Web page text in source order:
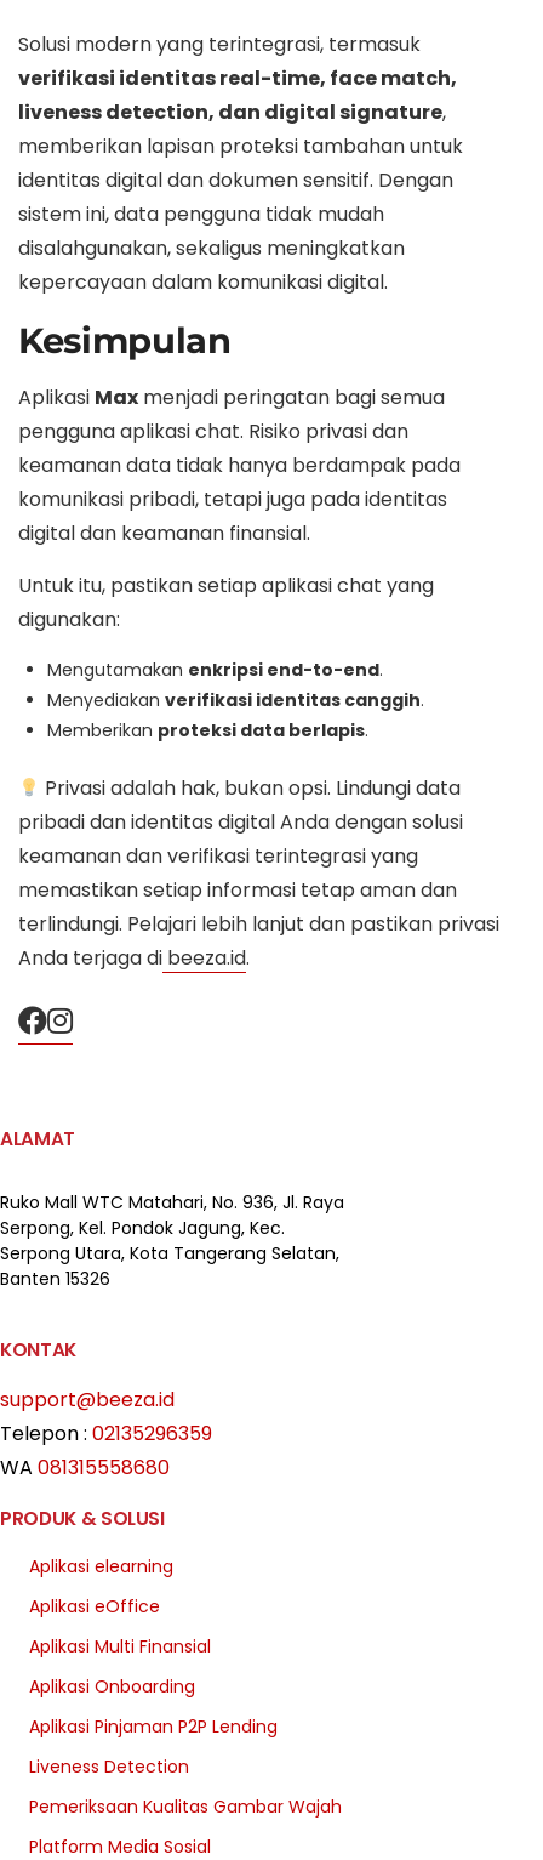
Solusi modern yang terintegrasi, termasuk
verifikasi identitas real-time, face match,
liveness detection, dan digital signature,
memberikan lapisan proteksi tambahan untuk
identitas digital dan dokumen sensitif. Dengan
sistem ini, data pengguna tidak mudah
disalahgunakan, sekaligus meningkatkan
kepercayaan dalam komunikasi digital.
Kesimpulan
Aplikasi Max menjadi peringatan bagi semua
pengguna aplikasi chat. Risiko privasi dan
keamanan data tidak hanya berdampak pada
komunikasi pribadi, tetapi juga pada identitas
digital dan keamanan finansial.
Untuk itu, pastikan setiap aplikasi chat yang
digunakan:
Mengutamakan enkripsi end-to-end.
Menyediakan verifikasi identitas canggih.
Memberikan proteksi data berlapis.
Privasi adalah hak, bukan opsi. Lindungi data
pribadi dan identitas digital Anda dengan solusi
keamanan dan verifikasi terintegrasi yang
memastikan setiap informasi tetap aman dan
terlindungi. Pelajari lebih lanjut dan pastikan privasi
Anda terjaga di beeza.id.
ALAMAT
Ruko Mall WTC Matahari, No. 936, Jl. Raya
Serpong, Kel. Pondok Jagung, Kec.
Serpong Utara, Kota Tangerang Selatan,
Banten 15326
KONTAK
support@beeza.id
Telepon : 02135296359
WA 081315558680
PRODUK & SOLUSI
Aplikasi elearning
Aplikasi eOffice
Aplikasi Multi Finansial
Aplikasi Onboarding
Aplikasi Pinjaman P2P Lending
Liveness Detection
Pemeriksaan Kualitas Gambar Wajah
Platform Media Sosial